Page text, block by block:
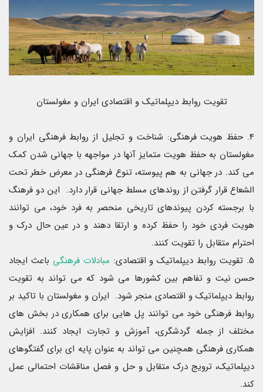
تقویت روابط دیپلماتیک و اقتصادی ایران و مغولستان
4. حفظ هویت فرهنگی: شناخت و تجلیل از روابط فرهنگی ایران و
مغولستان به حفظ هویت متمایز آنها در مواجهه با جهانی شدن کمک
می کند. در جهانی به هم پیوسته، تنوع فرهنگی در معرض خطر تحت
الشعاع قرار گرفتن از روندهای مسلط جهانی قرار دارد. این دو فرهنگ
با برجسته کردن پیوندهای تاریخی منحصر به فرد خود، می توانند
هویت فردی خود را حفظ کرده و ارتقا دهند و در عین حال درک و
احترام متقابل را تقویت کنند.
5. تقویت روابط دیپلماتیک و اقتصادی:
مبادلات فرهنگی باعث ایجاد
حسن نیت و تفاهم بین کشورها می شود که می تواند به تقویت
روابط دیپلماتیک و اقتصادی منجر شود. ایران و مغولستان با تاکید بر
روابط فرهنگی خود می توانند پل هایی برای همکاری در بخش های
مختلف از جمله گردشگری، آموزش و تجارت ایجاد کنند. افزایش
همکاری فرهنگی همچنین می تواند به عنوان پایه ای برای گفتگوهای
دیپلماتیک، ترویج درک متقابل و حل و فصل مناقشات احتمالی عمل
کند.